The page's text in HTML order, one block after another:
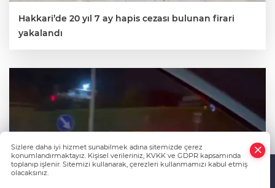
Hakkari’de 20 yıl 7 ay hapis cezası bulunan firari
yakalandı
Sizlere daha iyi hizmet sunabilmek adına sitemizde çerez
konumlandırmaktayız. Kişisel verileriniz, KVKK ve GDPR kapsamında
toplanıp işlenir. Sitemizi kullanarak, çerezleri kullanmamızı kabul etmiş
olacaksınız.